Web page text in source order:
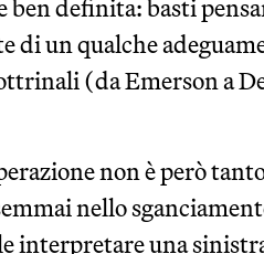
ben definita: basti
di un qualche
(da Emerson a
non è però
nello
interpretare una